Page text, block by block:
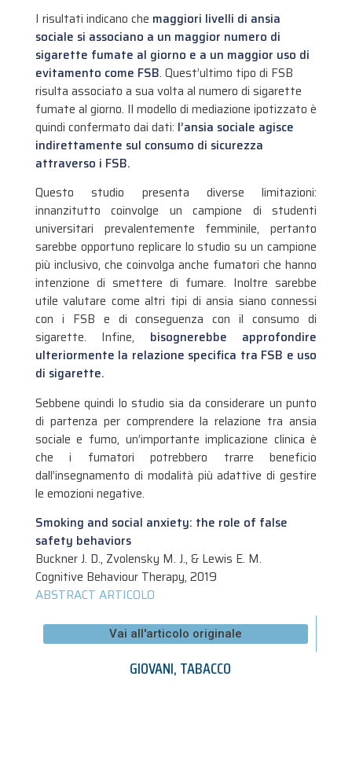
I risultati indicano che maggiori livelli di ansia
sociale si associano a un maggior numero di
sigarette fumate al giorno e a un maggior uso di
evitamento come FSB. Quest’ultimo tipo di FSB
risulta associato a sua volta al numero di sigarette
fumate al giorno. Il modello di mediazione ipotizzato è
quindi confermato dai dati: l’ansia sociale agisce
indirettamente sul consumo di sicurezza
attraverso i FSB.
Questo studio presenta diverse limitazioni:
innanzitutto coinvolge un campione di studenti
universitari prevalentemente femminile, pertanto
sarebbe opportuno replicare lo studio su un campione
più inclusivo, che coinvolga anche fumatori che hanno
intenzione di smettere di fumare. Inoltre sarebbe
utile valutare come altri tipi di ansia siano connessi
con i FSB e di conseguenza con il consumo di
sigarette. Infine, bisognerebbe approfondire
ulteriormente la relazione specifica tra FSB e uso
di sigarette.
Sebbene quindi lo studio sia da considerare un punto
di partenza per comprendere la relazione tra ansia
sociale e fumo, un’importante implicazione clinica è
che i fumatori potrebbero trarre beneficio
dall’insegnamento di modalità più adattive di gestire
le emozioni negative.
Smoking and social anxiety: the role of false
safety behaviors
Buckner J. D., Zvolensky M. J., & Lewis E. M.
Cognitive Behaviour Therapy, 2019
ABSTRACT ARTICOLO
Vai all'articolo originale
GIOVANI,TABACCO